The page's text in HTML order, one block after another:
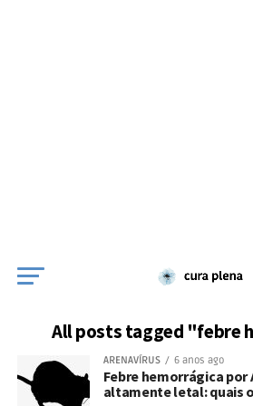
All posts tagged "febre
ARENAVÍRUS 6 anos ago
Febre hemorrágica por
altamente letal: quais